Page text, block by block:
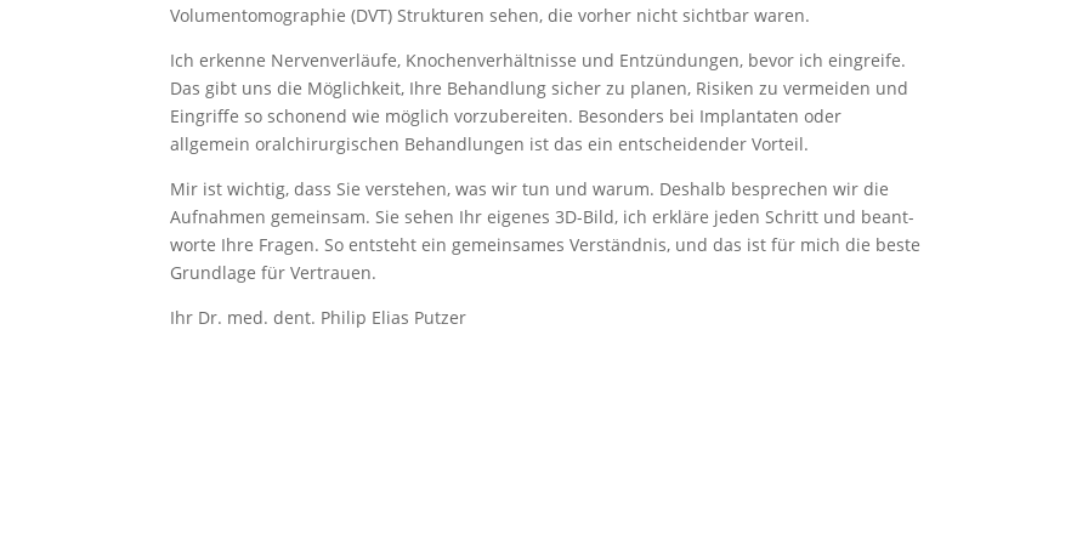
Volumen­to­mo­graphie (DVT) Struk­turen sehen, die vorher nicht sichtbar waren.
Ich erkenne Nerven­ver­läufe, Knochen­ver­hält­nisse und Entzün­dungen, bevor ich eingreife.
Das gibt uns die Möglichkeit, Ihre Behandlung sicher zu planen, Risiken zu vermeiden und
Eingriffe so schonend wie möglich vorzu­be­reiten. Besonders bei Implan­taten oder
allgemein oralchir­ur­gi­schen Behand­lungen ist das ein entschei­dender Vorteil.
Mir ist wichtig, dass Sie verstehen, was wir tun und warum. Deshalb besprechen wir die
Aufnahmen gemeinsam. Sie sehen Ihr eigenes 3D-Bild, ich erkläre jeden Schritt und beant­
worte Ihre Fragen. So entsteht ein gemein­sames Verständnis, und das ist für mich die beste
Grundlage für Vertrauen.
Ihr Dr. med. dent. Philip Elias Putzer